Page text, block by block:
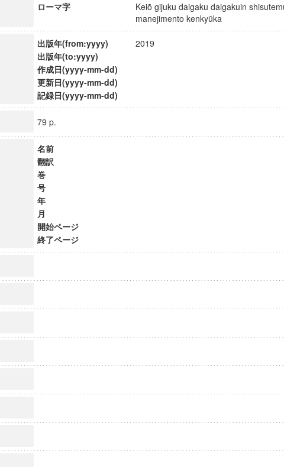
ローマ字
Keiō gijuku daigaku daigakuin
manejimento kenkyūka
出版年(from:yyyy)
2019
出版年(to:yyyy)
作成日(yyyy-mm-dd)
更新日(yyyy-mm-dd)
記録日(yyyy-mm-dd)
79 p.
名前
翻訳
巻
号
年
月
開始ページ
終了ページ